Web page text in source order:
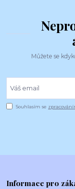
Můžete se
Souhlasím se
Informace pro